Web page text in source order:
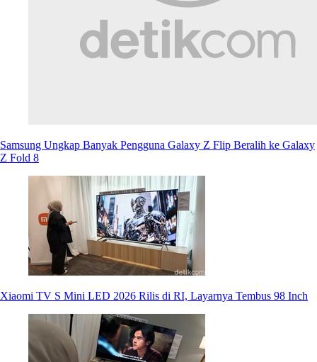
Samsung Ungkap Banyak Pengguna Galaxy Z Flip Beralih ke Galaxy
Z Fold 8
Xiaomi TV S Mini LED 2026 Rilis di RI, Layarnya Tembus 98 Inch